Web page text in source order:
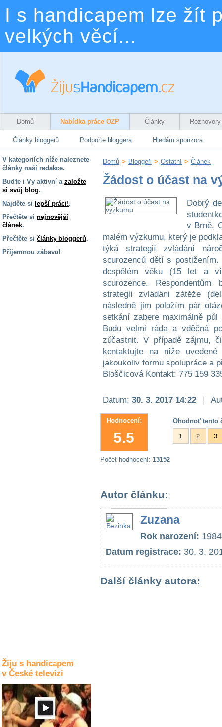
I s handicapem lze žít
velkých věcí...
Domů Nabídka práce OZP Články Rozhovory
Články bloggerů Podpořte bloggera Hledám sponzora
V kategoriích níže naleznete
články naší redakce.
Buďte i Vy aktivní a založte
si svůj blog.
Najděte si lepší práci!.
Přečtěte si nejnovější
článek.
Přečtěte si články bloggerů.
Příjemnou zábavu!
Žiju s handicapem
v České televizi
Domů > Bloggeři > Ostatní > Článek
Žádost o účast na
Dobrý
v Brně.
malém výzkumu, který je
týká strategií zvládání
sourozenců dětí s
dospělém věku (15 let a
sourozence.
strategií zvládání zátěže
následně jim položím pár
setkání zabere maximálně
Budu velmi ráda a vděčná
zúčastnit. V případě zájmu,
kontaktujte na níže
jakoukoliv formu spolupráce a
Bloščicová Kontakt: 775 159
Datum: 30. 3. 2017 14:22 |
Hodnocení:
5.5
Ohodnoť tento
1 2 3
Počet hodnocení: 13152
Autor článku:
Zuzana
Rok narození: 1984
Datum registrace: 30. 3.
Další články autora: